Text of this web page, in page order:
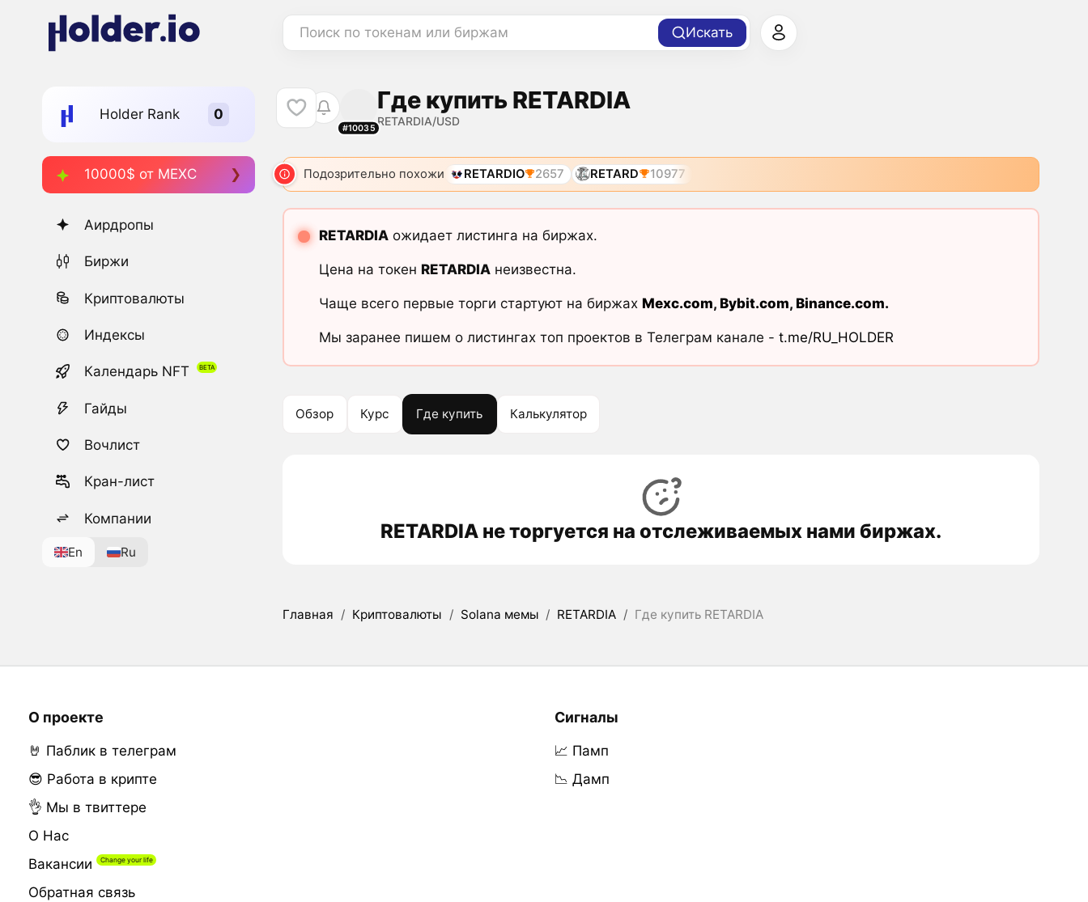
Поиск по токенам или биржам Искать
Holder Rank
10000$ от MEXC
Аирдропы
Биржи
Криптовалюты
Индексы
Календарь NFT
Гайды
Вочлист
Кран-лист
Компании
En Ru
#10035
Где купить RETARDIA
RETARDIA/USD
Подозрительно похожи RETARDIO 2657 RETARD 10977
RETARDIAожидает листинга на биржах.
Цена на токен RETARDIAнеизвестна.
Чаще всего первые торги стартуют на биржах Mexc.com, Bybit.com, Binance.com.
Мы заранее пишем о листингах топ проектов в Телеграм канале - t.me/RU_HOLDER
Обзор Курс Где купить Калькулятор
RETARDIA не торгуется на отслеживаемых нами биржах.
Главная / Криптовалюты / Solana мемы / RETARDIA / Где купить RETARDIA
О проекте
🤘 Паблик в телеграм
😎 Работа в крипте
👌 Мы в твиттере
О Нас
Вакансии
Обратная связь
Сигналы
📈 Памп
📉 Дамп